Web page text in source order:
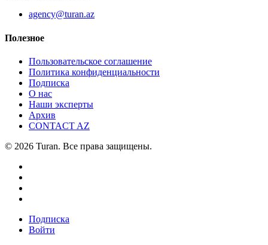
agency@turan.az
Полезное
Пользовательское соглашение
Политика конфиденциальности
Подписка
О нас
Наши эксперты
Архив
CONTACT AZ
© 2026 Turan. Все права защищены.
Подписка
Войти